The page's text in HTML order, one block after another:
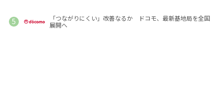
「つながりにくい」改善なるか ドコモ、最新基地局を全国
展開へ